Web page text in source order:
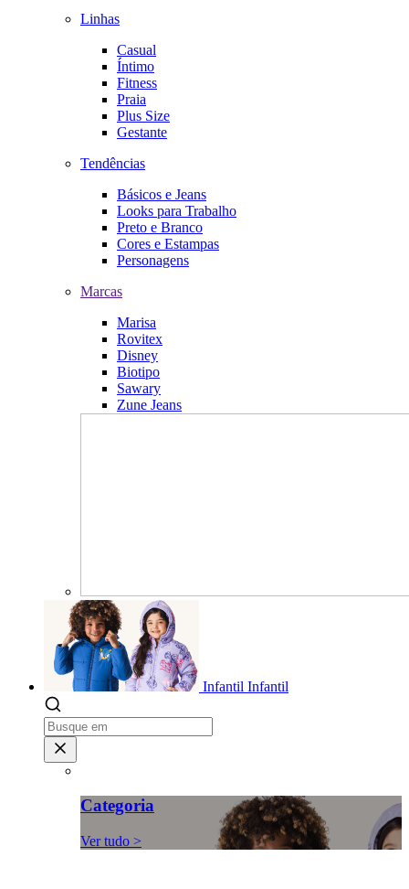
Linhas
Casual
Íntimo
Fitness
Praia
Plus Size
Gestante
Tendências
Básicos e Jeans
Looks para Trabalho
Preto e Branco
Cores e Estampas
Personagens
Marcas
Marisa
Rovitex
Disney
Biotipo
Sawary
Zune Jeans
Infantil Infantil
Categoria
Ver tudo >